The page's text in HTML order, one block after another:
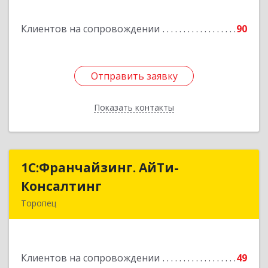
Клиентов на сопровождении 90
Отправить заявку
Показать контакты
Отправить заявку
Назад
1С:Франчайзинг. АйТи-
Консалтинг
Торопец
Клиентов на сопровождении 49
1С:Франчайзинг. АйТи-
Подробнее